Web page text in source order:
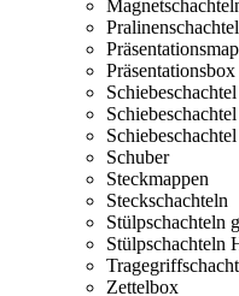
Präsentationsbox
Schuber
Steckmappen
Steckschachteln
Stülpschachteln
Stülpschachteln
Zettelbox